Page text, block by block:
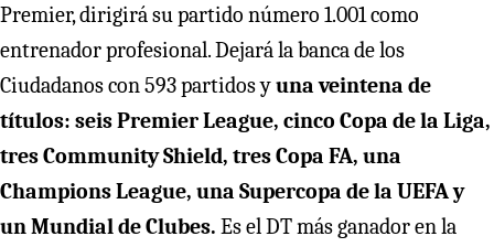
Premier, dirigirá su partido número 1.001 como
entrenador profesional. Dejará la banca de los
Ciudadanos con 593 partidos yuna veintena de
títulos: seis Premier League, cinco Copa de la Liga,
tres Community Shield, tres Copa FA, una
Champions League, una Supercopa de la UEFA y
un Mundial de Clubes. Es el DT más ganador en la